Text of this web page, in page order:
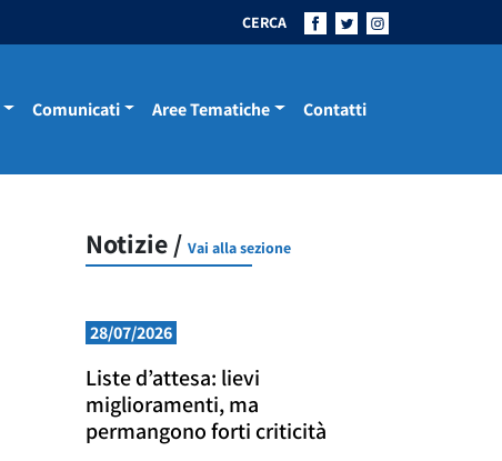
CERCA
Comunicati Aree Tematiche Contatti
Notizie / Vai alla sezione
28/07/2026
Liste d’attesa: lievi
miglioramenti, ma
permangono forti criticità